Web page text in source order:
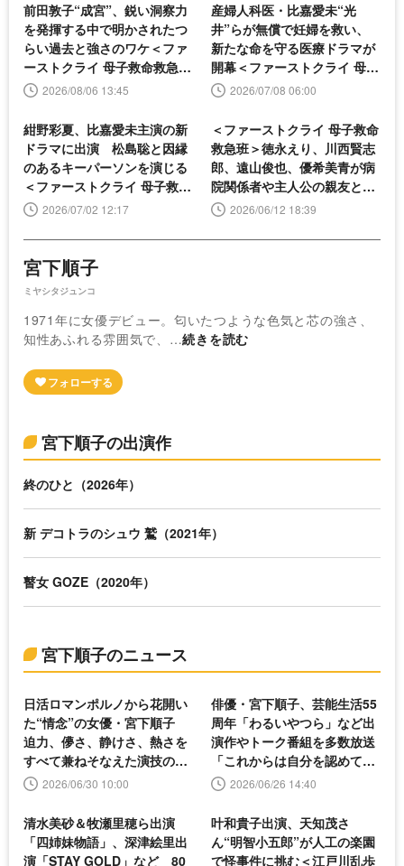
前田敦子“成宮”、鋭い洞察力
を発揮する中で明かされたつ
らい過去と強さのワケ＜ファ
ーストクライ 母子救命救急班
＞ 2026/08/06 13:45
産婦人科医・比嘉愛未“光
井”らが無償で妊婦を救い、
新たな命を守る医療ドラマが
開幕＜ファーストクライ 母子
救命救急班＞
2026/07/08 06:00
紺野彩夏、比嘉愛未主演の新
ドラマに出演 松島聡と因縁
のあるキーパーソンを演じる
＜ファーストクライ 母子救命
救急班＞
2026/07/02 12:17
＜ファーストクライ 母子救命
救急班＞徳永えり、川西賢志
郎、遠山俊也、優希美青が病
院関係者や主人公の親友とし
て出演決定
2026/06/12 18:39
宮下順子
ミヤシタジュンコ
1971年に女優デビュー。匂いたつような色気と芯の強さ、
知性あふれる雰囲気で、…続きを読む
宮下順子の出演作
終のひと（2026年）
新 デコトラのシュウ 鷲（2021年）
瞽女 GOZE（2020年）
宮下順子のニュース
日活ロマンポルノから花開い
た“情念”の女優・宮下順子
迫力、儚さ、静けさ、熱さを
すべて兼ねそなえた演技の粋
を振り返る
2026/06/30 10:00
俳優・宮下順子、芸能生活55
周年「わるいやつら」など出
演作やトーク番組を多数放送
「これからは自分を認めて生
きていきたい」
2026/06/26 14:40
清水美砂＆牧瀬里穂ら出演
「四姉妹物語」、深津絵里出
演「STAY GOLD」など 80
叶和貴子出演、天知茂さ
ん“明智小五郎”が人工の楽園
で怪事件に挑む＜江戸川乱歩